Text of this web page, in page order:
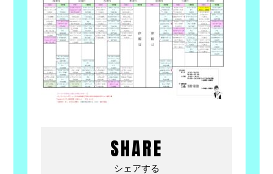
SHARE
シェアする